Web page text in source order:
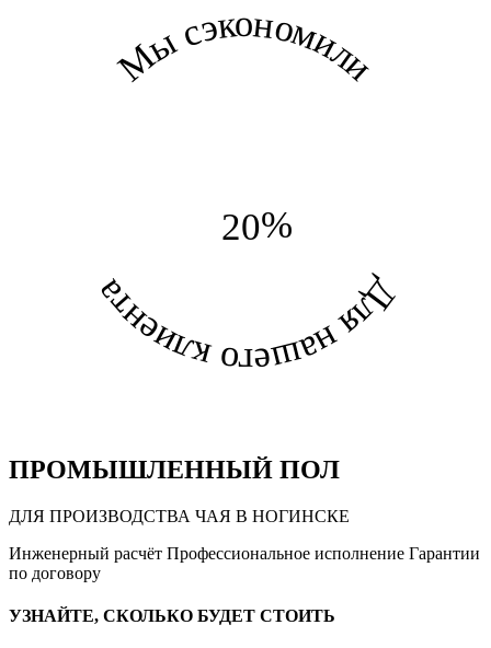
Мы сэкономили
20%
Для нашего клиента
ПРОМЫШЛЕННЫЙ ПОЛ
ДЛЯ ПРОИЗВОДСТВА ЧАЯ В НОГИНСКЕ
Инженерный расчёт Профессиональное исполнение Гарантии
по договору
УЗНАЙТЕ, СКОЛЬКО БУДЕТ СТОИТЬ